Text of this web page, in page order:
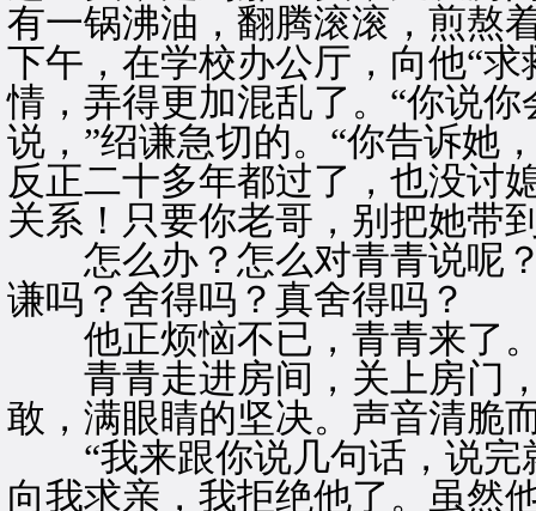
有一锅沸油，翻腾滚滚，煎熬
下午，在学校办公厅，向他“
情，弄得更加混乱了。“你说
说，”绍谦急切的。“你告诉她
反正二十多年都过了，也没讨
关系！只要你老哥，别把她带
怎么办？怎么对青青说呢？
谦吗？舍得吗？真舍得吗？
他正烦恼不已，青青来了
青青走进房间，关上房门，
敢，满眼睛的坚决。声音清脆
“我来跟你说几句话，说完
向我求亲，我拒绝他了。虽然